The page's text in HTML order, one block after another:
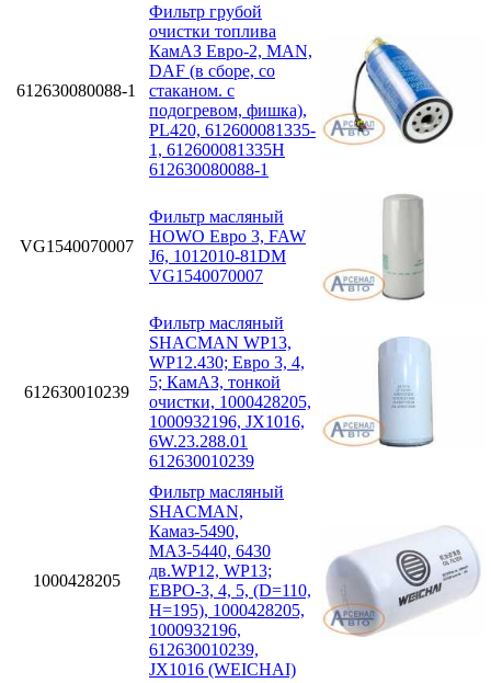
612630080088-1
Фильтр грубой
очистки топлива
КамАЗ Евро-2, MAN,
DAF (в сборе, со
стаканом. с
подогревом, фишка),
PL420, 612600081335-
1, 612600081335H
612630080088-1
VG1540070007
Фильтр масляный
HOWO Евро 3, FAW
J6, 1012010-81DM
VG1540070007
612630010239
Фильтр масляный
SHACMAN WP13,
WP12.430; Eвро 3, 4,
5; КамАЗ, тонкой
очистки, 1000428205,
1000932196, JX1016,
6W.23.288.01
612630010239
1000428205
Фильтр масляный
SHACMAN,
Камаз-5490,
МАЗ-5440, 6430
дв.WP12, WP13;
ЕВРО-3, 4, 5, (D=110,
H=195), 1000428205,
1000932196,
612630010239,
JX1016 (WEICHAI)